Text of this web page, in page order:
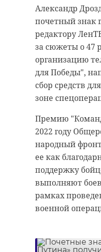
Александр
почетный знак
редактору
за сюжеты о 47
организацию
для Победы",
сбор средств
зоне
Премию
2022 году
народный
ее как
поддержку
выполняют
рамках
военной